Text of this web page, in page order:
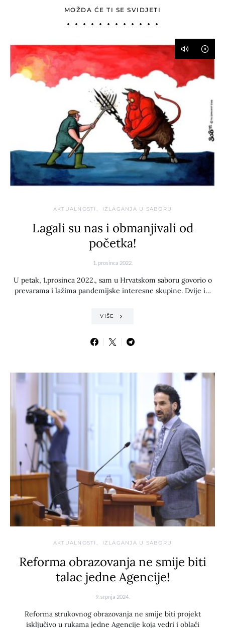
MOŽDA ĆE TI SE SVIDJETI
AKTUALNOSTI IZLAGANJA U SABORU
Lagali su nas i obmanjivali od
početka!
1. prosinca 2022.
U petak, 1.prosinca 2022., sam u Hrvatskom saboru govorio o
prevarama i lažima pandemijske interesne skupine. Dvije i…
VIŠE
AKTUALNOSTI IZLAGANJA U SABORU
Reforma obrazovanja ne smije biti
talac jedne Agencije!
9. srpnja 2024.
Reforma strukovnog obrazovanja ne smije biti projekt
isključivo u rukama jedne Agencije koja vedri i oblači